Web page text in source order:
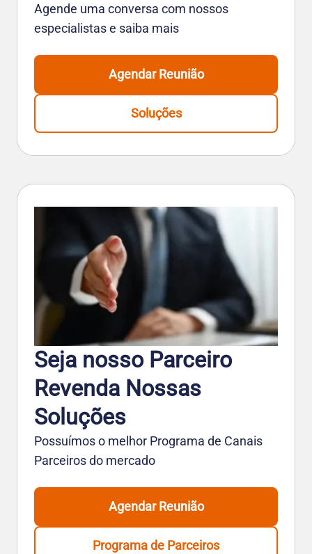
Agende uma conversa com nossos
especialistas e saiba mais
Agendar Reunião
Soluções
Seja nosso Parceiro
Revenda Nossas
Soluções
Possuímos o melhor Programa de Canais
Parceiros do mercado
Agendar Reunião
Programa de Parceiros